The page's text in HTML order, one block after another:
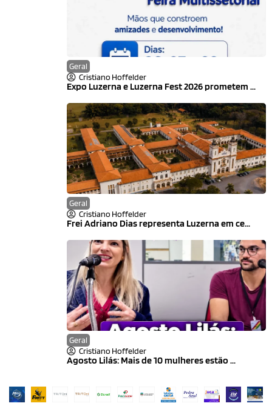
Geral
Cristiano Hoffelder
Expo Luzerna e Luzerna Fest 2026 prometem ...
Geral
Cristiano Hoffelder
Frei Adriano Dias representa Luzerna em ce...
Geral
Cristiano Hoffelder
Agosto Lilás: Mais de 10 mulheres estão ...